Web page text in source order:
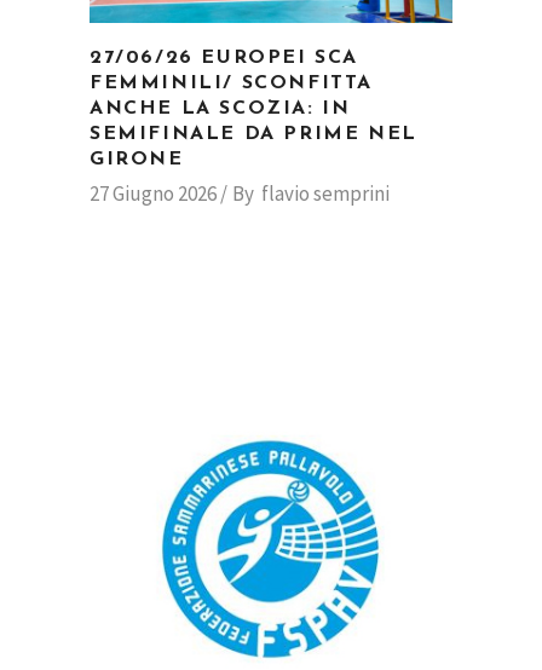
27/06/26 EUROPEI SCA
FEMMINILI/ SCONFITTA
ANCHE LA SCOZIA: IN
SEMIFINALE DA PRIME NEL
GIRONE
27 Giugno 2026 By flavio semprini